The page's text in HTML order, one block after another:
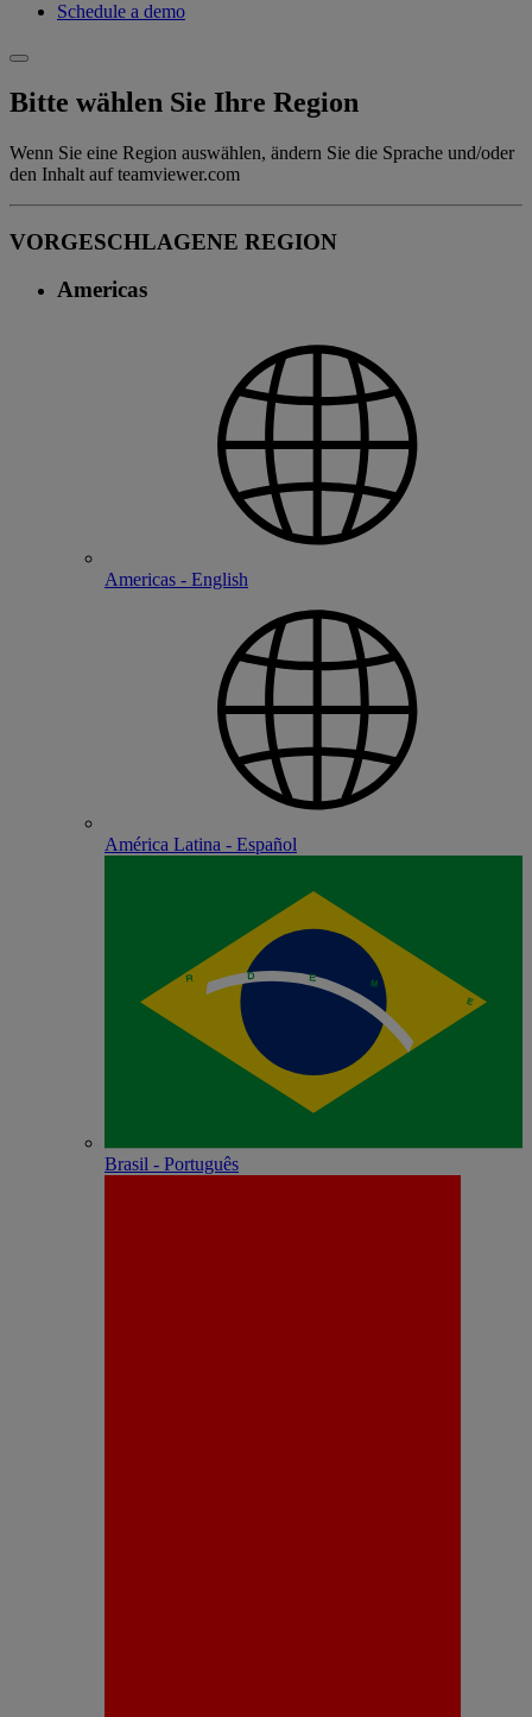
Schedule a demo
Bitte wählen Sie Ihre Region
Wenn Sie eine Region auswählen, ändern Sie die Sprache und/oder
den Inhalt auf teamviewer.com
VORGESCHLAGENE REGION
Americas
Americas - English
América Latina - Español
Brasil - Português